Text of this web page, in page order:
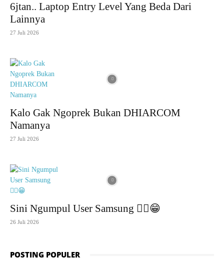
6jtan.. Laptop Entry Level Yang Beda Dari
Lainnya
27 Juli 2026
Kalo Gak Ngoprek Bukan DHIARCOM
Namanya
27 Juli 2026
Sini Ngumpul User Samsung ☝🏻😁
26 Juli 2026
POSTING POPULER